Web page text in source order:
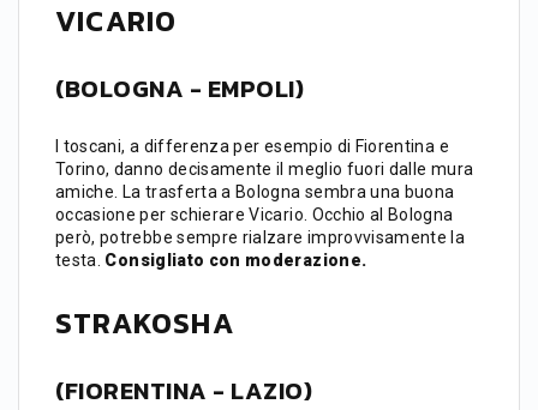
VICARIO
(BOLOGNA - EMPOLI)
I toscani, a differenza per esempio di Fiorentina e
Torino, danno decisamente il meglio fuori dalle mura
amiche. La trasferta a Bologna sembra una buona
occasione per schierare Vicario. Occhio al Bologna
però, potrebbe sempre rialzare improvvisamente la
testa. Consigliato con moderazione.
STRAKOSHA
(FIORENTINA - LAZIO)